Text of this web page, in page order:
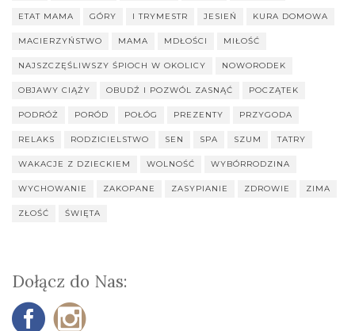
ETAT MAMA GÓRY I TRYMESTR JESIEŃ KURA DOMOWA
MACIERZYŃSTWO MAMA MDŁOŚCI MIŁOŚĆ
NAJSZCZĘŚLIWSZY ŚPIOCH W OKOLICY NOWORODEK
OBJAWY CIĄŻY OBUDŹ I POZWÓL ZASNĄĆ POCZĄTEK
PODRÓŻ PORÓD POŁÓG PREZENTY PRZYGODA
RELAKS RODZICIELSTWO SEN SPA SZUM TATRY
WAKACJE Z DZIECKIEM WOLNOŚĆ WYBÓRRODZINA
WYCHOWANIE ZAKOPANE ZASYPIANIE ZDROWIE ZIMA
ZŁOŚĆ ŚWIĘTA
Dołącz do Nas: